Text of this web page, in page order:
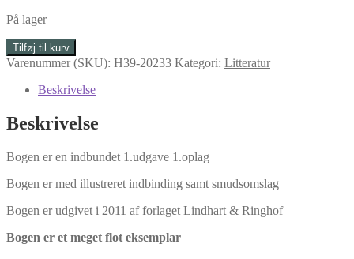
kr. 80.00.
På lager
Afrikas
Horn
Wilbur
antal
Tilføj til kurv
Varenummer (SKU): H39-20233 Kategori: Litteratur
Beskrivelse
Beskrivelse
Bogen er en indbundet 1.udgave 1.oplag
Bogen er med illustreret indbinding samt smudsomslag
Bogen er udgivet i 2011 af forlaget Lindhart & Ringhof
Bogen er et meget flot eksemplar